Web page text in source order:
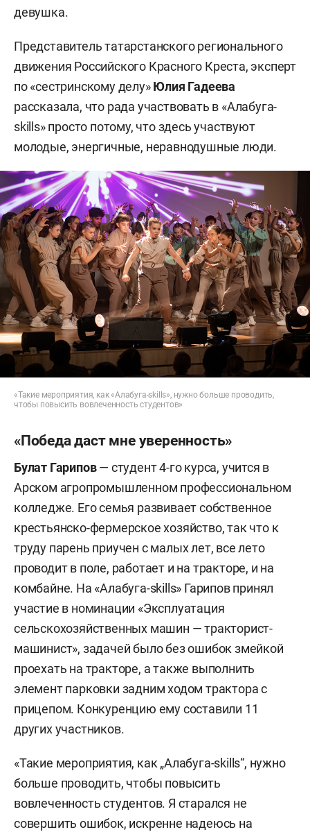
девушка.
Представитель татарстанского регионального
движения Российского Красного Креста, эксперт
по «сестринскому делу»Юлия Гадеева
рассказала, что рада участвовать в «Алабуга-
skills» просто потому, что здесь участвуют
молодые, энергичные, неравнодушные люди.
«Такие мероприятия, как «Алабуга-skills», нужно больше проводить,
чтобы повысить вовлеченность студентов»
«Победа даст мне уверенность»
Булат Гарипов— студент 4-го курса, учится в
Арском агропромышленном профессиональном
колледже. Его семья развивает собственное
крестьянско-фермерское хозяйство, так что к
труду парень приучен с малых лет, все лето
проводит в поле, работает и на тракторе, и на
комбайне. На «Алабуга-skills» Гарипов принял
участие в номинации «Эксплуатация
сельскохозяйственных машин — тракторист-
машинист», задачей было без ошибок змейкой
проехать на тракторе, а также выполнить
элемент парковки задним ходом трактора с
прицепом. Конкуренцию ему составили 11
других участников.
«Такие мероприятия, как „Алабуга-skills“, нужно
больше проводить, чтобы повысить
вовлеченность студентов. Я старался не
совершить ошибок, искренне надеюсь на